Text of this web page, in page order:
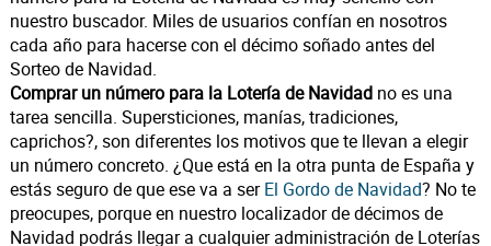
nuestro buscador. Miles de usuarios confían en nosotros
cada año para hacerse con el décimo soñado antes del
Sorteo de Navidad.
Comprar un número para la Lotería de Navidadno es una
tarea sencilla. Supersticiones, manías, tradiciones,
caprichos?, son diferentes los motivos que te llevan a elegir
un número concreto. ¿Que está en la otra punta de España y
estás seguro de que ese va a serEl Gordo de Navidad? No te
preocupes, porque en nuestro localizador de décimos de
Navidad podrás llegar a cualquier administración de Loterías